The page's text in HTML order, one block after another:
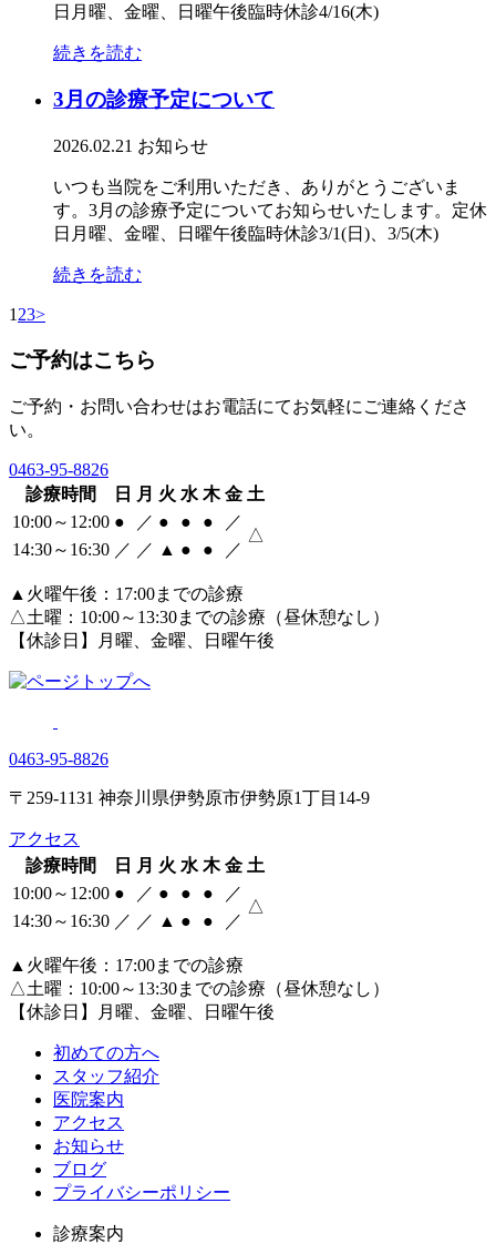
日月曜、金曜、日曜午後臨時休診4/16(木)
続きを読む
3月の診療予定について
2026.02.21 お知らせ
いつも当院をご利用いただき、ありがとうございま
す。3月の診療予定についてお知らせいたします。定休
日月曜、金曜、日曜午後臨時休診3/1(日)、3/5(木)
続きを読む
1 23>
ご予約はこちら
ご予約・お問い合わせはお電話にてお気軽にご連絡くださ
い。
0463‐95‐8826
診療時間
日 月 火 水 木 金 土
10:00～12:00 ● ／ ● ● ● ／
△
14:30～16:30 ／ ／ ▲ ● ● ／
▲火曜午後：17:00までの診療
△土曜：10:00～13:30までの診療（昼休憩なし）
【休診日】月曜、金曜、日曜午後
0463‐95‐8826
〒259-1131 神奈川県伊勢原市伊勢原1丁目14-9
アクセス
診療時間
日 月 火 水 木 金 土
10:00～12:00 ● ／ ● ● ● ／
△
14:30～16:30 ／ ／ ▲ ● ● ／
▲火曜午後：17:00までの診療
△土曜：10:00～13:30までの診療（昼休憩なし）
【休診日】月曜、金曜、日曜午後
初めての方へ
スタッフ紹介
医院案内
アクセス
お知らせ
ブログ
プライバシーポリシー
診療案内